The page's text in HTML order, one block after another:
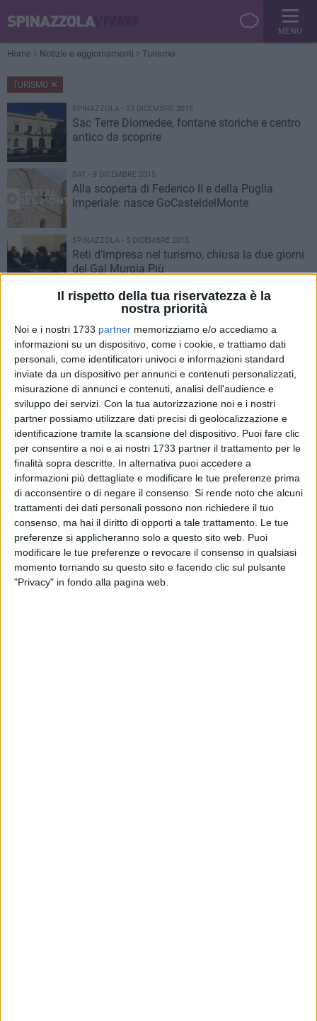
Il rispetto della tua riservatezza è la
nostra priorità
Noi e i nostri 1733 partner memorizziamo e/o accediamo a
informazioni su un dispositivo, come i cookie, e trattiamo dati
personali, come identificatori univoci e informazioni standard
inviate da un dispositivo per annunci e contenuti personalizzati,
misurazione di annunci e contenuti, analisi dell'audience e
sviluppo dei servizi. Con la tua autorizzazione noi e i nostri
partner possiamo utilizzare dati precisi di geolocalizzazione e
identificazione tramite la scansione del dispositivo. Puoi fare clic
per consentire a noi e ai nostri 1733 partner il trattamento per le
finalità sopra descritte. In alternativa puoi accedere a
informazioni più dettagliate e modificare le tue preferenze prima
di acconsentire o di negare il consenso. Si rende noto che alcuni
trattamenti dei dati personali possono non richiedere il tuo
consenso, ma hai il diritto di opporti a tale trattamento. Le tue
preferenze si applicheranno solo a questo sito web. Puoi
modificare le tue preferenze o revocare il consenso in qualsiasi
momento tornando su questo sito e facendo clic sul pulsante
"Privacy" in fondo alla pagina web.
MENU
Home Notizie e aggiornamenti Turismo
TURISMO
SPINAZZOLA - 23 DICEMBRE 2015
Sac Terre Diomedee, fontane storiche e centro
antico da scoprire
BAT - 9 DICEMBRE 2015
Alla scoperta di Federico II e della Puglia
Imperiale: nasce GoCasteldelMonte
SPINAZZOLA - 5 DICEMBRE 2015
​Reti d’impresa nel turismo, chiusa la due giorni
del Gal Murgia Più
SPINAZZOLA - 23 OTTOBRE 2015
Prima cicloturistica tra cardoncelli e natura a
Spinazzola
SPINAZZOLA - 16 AGOSTO 2015
Vacanze, la Puglia è la meta preferita dagli
italiani
SPINAZZOLA - 5 APRILE 2015
Tempo incerto? Pasquetta nei musei
Precedente 1 2 3 4 5